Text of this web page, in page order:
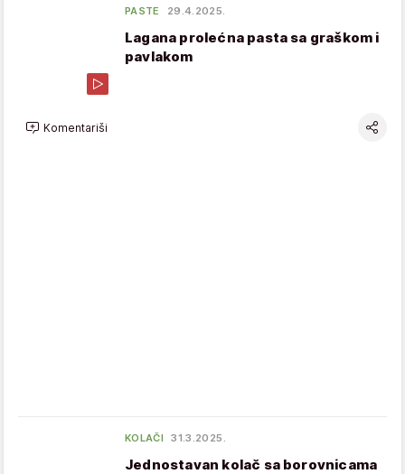
PASTE 29.4.2025.
Lagana prolećna pasta sa graškom i
pavlakom
Komentariši
KOLAČI 31.3.2025.
Jednostavan kolač sa borovnicama